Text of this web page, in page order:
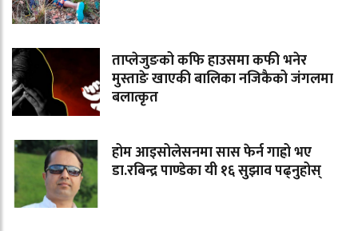
ताप्लेजुङको कफि हाउसमा कफी भनेर
मुस्ताङे खाएकी बालिका नजिकैको जंगलमा
बलात्कृत
होम आइसोलेसनमा सास फेर्न गाह्रो भए
डा.रबिन्द्र पाण्डेका यी १६ सुझाव पढ्नुहोस्